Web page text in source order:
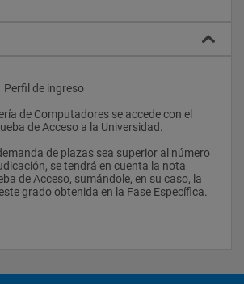
servicios y sistemas informáticos en
su impacto económico y social.
de sistemas, servicios y
básicos de las tecnologías
soluciones a problemas, analizando
de los algoritmos propuestos.
Computadores
y Procesadores de Lenguaje
y Algoritmos
					Perfil de ingreso
de Computadores se accede con el
de Acceso a la Universidad.
de plazas sea superior al número
se tendrá en cuenta la nota
de Acceso, sumándole, en su caso, la
grado obtenida en la Fase Específica.